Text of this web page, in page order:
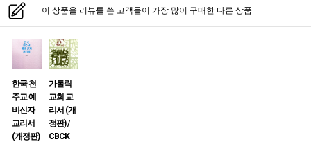
이 상품을 리뷰를 쓴 고객들이 가장 많이 구매한 다른 상품
한국 천
주교 예
비신자
교리서
(개정판)
가톨릭
교회 교
리서 (개
정판) /
CBCK